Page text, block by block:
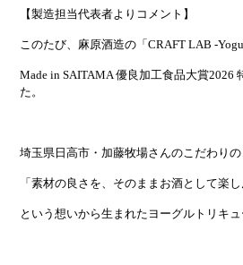
【製造担当代表者よりコメント】
このたび、麻原酒造の「CRAFT LAB -
Made in SAITAMA 優良加工食品大賞2026
た。
埼玉県日高市・加藤牧場さんのこだわりの
「素材の良さを、そのままお酒として楽
という想いから生まれたヨーグルトリキュ